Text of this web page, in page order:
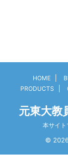
HOME
PRODUCTS
元東大教
本サイ
© 2026